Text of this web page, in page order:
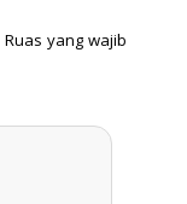
Ruas yang wajib